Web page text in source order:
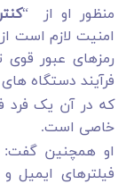
منظور او از “
امنیت لازم است
رمزهای عبور قوی
فرآیند دستگاه
که در آن یک فرد
خاصی است.
او همچنین گفت:
فیلترهای ایمیل